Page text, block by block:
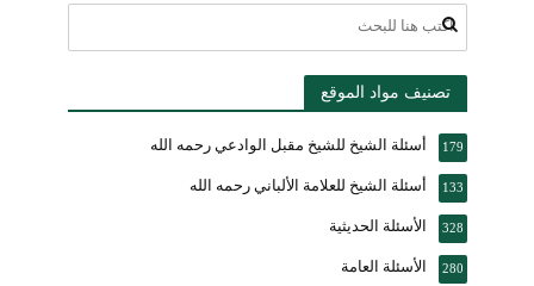
تصنيف مواد الموقع
أسئلة الشيخ للشيخ مقبل الوادعي رحمه الله 179
أسئلة الشيخ للعلامة الألباني رحمه الله 133
الأسئلة الحديثية 328
الأسئلة العامة 280